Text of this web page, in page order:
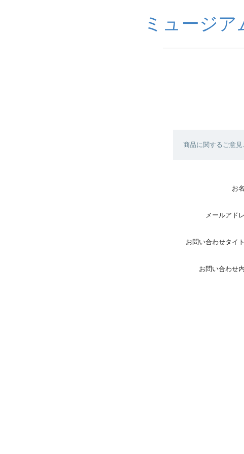
ミュージ
商品に関するご意
お
メールアド
お問い合わせタイ
お問い合わせ